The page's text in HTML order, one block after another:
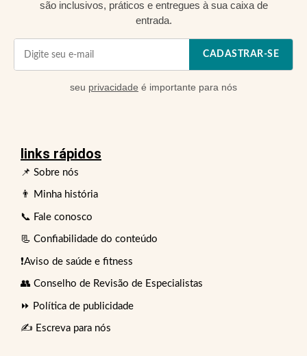
são inclusivos, práticos e entregues à sua caixa de
entrada.
CADASTRAR-SE
seu privacidade é importante para nós
links rápidos
📌 Sobre nós
👨 Minha história
📞 Fale conosco
📃 Confiabilidade do conteúdo
❗Aviso de saúde e fitness
👥 Conselho de Revisão de Especialistas
⏩ Política de publicidade
✍️ Escreva para nós